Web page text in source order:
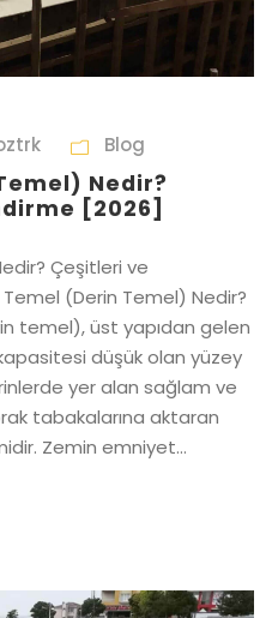
Blog
Nedir?
[2026]
Çeşitleri ve
Temel (Derin Temel) Nedir?
temel), üst yapıdan gelen
düşük olan yüzey
yer alan sağlam ve
tabakalarına aktaran
Zemin emniyet...